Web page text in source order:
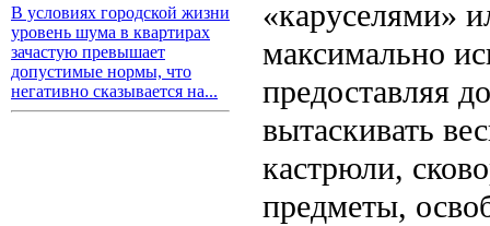
В условиях городской жизни
уровень шума в квартирах
зачастую превышает
допустимые нормы, что
негативно сказывается на...
«каруселями»
максимально
предоставляя
вытаскивать
кастрюли,
предметы,